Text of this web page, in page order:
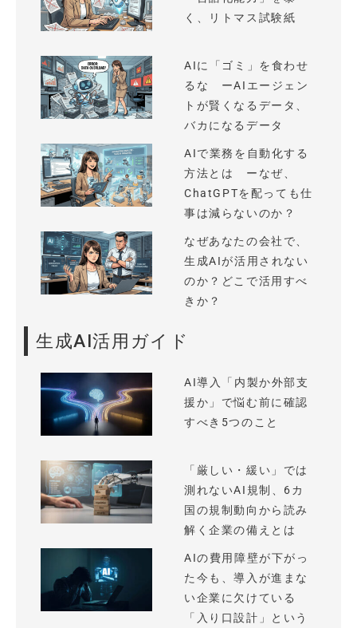
く、リトマス試験紙
AIに「ゴミ」を食わせ
るな ーAIエージェン
トが賢くなるデータ、
バカになるデータ
AIで業務を自動化する
方法とは ーなぜ、
ChatGPTを配っても仕
事は減らないのか？
なぜあなたの会社で、
生成AIが活用されない
のか？どこで活用すべ
きか？
生成AI活用ガイド
AI導入「内製か外部支
援か」で悩む前に確認
すべき5つのこと
「厳しい・緩い」では
測れないAI規制、6カ
国の規制動向から読み
解く企業の備えとは
AIの費用障壁が下がっ
た今も、導入が進まな
い企業に欠けている
「入り口設計」という